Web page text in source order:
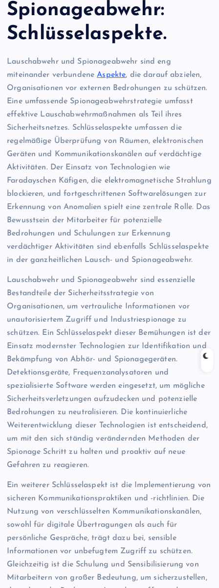
Spionageabwehr:
Schlüsselaspekte.
Lauschabwehr und Spionageabwehr sind eng
miteinander verbundeneAspekte, die darauf abzielen,
Organisationen vor externen Bedrohungen zu schützen.
Eine umfassende Spionageabwehrstrategie umfasst
effektive Lauschabwehrmaßnahmen als Teil ihres
Sicherheitsnetzes. Schlüsselaspekte umfassen die
regelmäßige Überprüfung von Räumen, elektronischen
Geräten und Kommunikationskanälen auf verdächtige
Aktivitäten. Der Einsatz von Technologien wie
Faradayschen Käfigen, die elektromagnetische Strahlung
blockieren, und fortgeschrittenen Softwarelösungen zur
Erkennung von Anomalien spielt eine zentrale Rolle. Das
Bewusstsein der Mitarbeiter für potenzielle
Bedrohungen und Schulungen zur Erkennung
verdächtiger Aktivitäten sind ebenfalls Schlüsselaspekte
in der ganzheitlichen Lausch- und Spionageabwehr.
Lauschabwehr und Spionageabwehr sind essenzielle
Bestandteile der Sicherheitsstrategie von
Organisationen, um vertrauliche Informationen vor
unautorisiertem Zugriff und Industriespionage zu
schützen. Ein Schlüsselaspekt dieser Bemühungen ist der
Einsatz modernster Technologien zur Identifikation und
Bekämpfung von Abhör- und Spionagegeräten.
Detektionsgeräte, Frequenzanalysatoren und
spezialisierte Software werden eingesetzt, um mögliche
Sicherheitsverletzungen aufzudecken und potenzielle
Bedrohungen zu neutralisieren. Die kontinuierliche
Weiterentwicklung dieser Technologien ist entscheidend,
um mit den sich ständig verändernden Methoden der
Spionage Schritt zu halten und proaktiv auf neue
Gefahren zu reagieren.
Ein weiterer Schlüsselaspekt ist die Implementierung von
sicheren Kommunikationspraktiken und -richtlinien. Die
Nutzung von verschlüsselten Kommunikationskanälen,
sowohl für digitale Übertragungen als auch für
persönliche Gespräche, trägt dazu bei, sensible
Informationen vor unbefugtem Zugriff zu schützen.
Gleichzeitig ist die Schulung und Sensibilisierung von
Mitarbeitern von großer Bedeutung, um sicherzustellen,